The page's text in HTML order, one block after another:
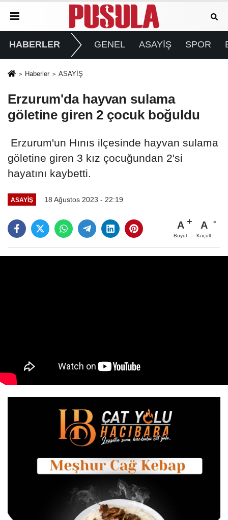
HABERLER GENEL ASAYİŞ SPOR
Haberler ASAYİŞ
Erzurum'da hayvan sulama
göletine giren 2 çocuk boğuldu
Erzurum'un Hınıs ilçesinde hayvan sulama
göletine giren 3 kız çocuğundan 2'si
hayatını kaybetti.
ASAYİŞ 18 Ağustos 2023 - 22:19
A
Büyüt
A
Küçült